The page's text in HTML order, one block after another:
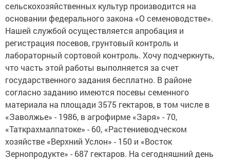
сельскохозяйственных культур производится на
основании федерального закона «О семеноводстве».
Нашей службой осуществляется апробация и
регистрация посевов, грунтовый контроль и
лабораторный сортовой контроль. Хочу подчеркнуть,
что часть этой работы выполняется за счет
государственного задания бесплатно. В районе
согласно заданию имеются посевы семенного
материала на площади 3575 гектаров, в том числе в
«Заволжье» - 1986, в агрофирме «Заря» - 70,
«Таткрахмалпатоке» - 60, «Растениеводческом
хозяйстве «Верхний Услон» - 150 и «Восток
Зернопродукте» - 687 гектаров. На сегодняшний день